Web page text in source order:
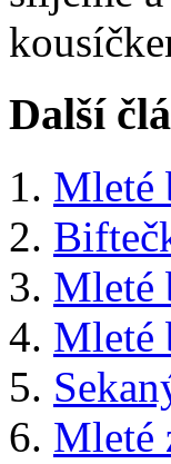
Další
Mleté
Mleté
Mleté
Mleté